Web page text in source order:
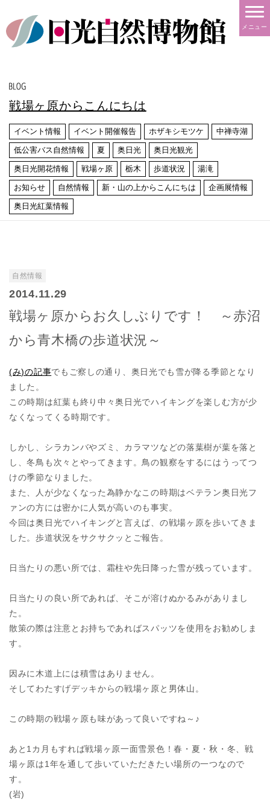
メニュー
戦場ヶ原からこんにちは
イベント情報 イベント開催報告 ホザキシモツケ 中禅寺湖
低公害バス自然情報 夏 奥日光 奥日光観光
奥日光開花情報 戦場ヶ原 栃木 歩道状況 湯滝
お知らせ 自然情報 新・山の上からこんにちは 企画展情報
奥日光紅葉情報
自然情報
2014.11.29
戦場ヶ原からお久しぶりです！ ～赤沼
から青木橋の歩道状況～
(み)の記事でもご察しの通り、奥日光でも雪が降る季節となり
ました。
この時期は紅葉も終り中々奥日光でハイキングを楽しむ方が少
なくなってくる時期です。
しかし、シラカンバやズミ、カラマツなどの落葉樹が葉を落と
し、冬鳥も次々とやってきます。鳥の観察をするにはうってつ
けの季節なりました。
また、人が少なくなった為静かなこの時期はベテラン奥日光フ
ァンの方には密かに人気が高いのも事実。
今回は奥日光でハイキングと言えば、の戦場ヶ原を歩いてきま
した。歩道状況をサクサクッとご報告。
日当たりの悪い所では、霜柱や先日降った雪が残っています。
日当たりの良い所であれば、そこが溶けぬかるみがありまし
た。
散策の際は注意とお持ちであればスパッツを使用をお勧めしま
す。
因みに木道上には積雪はありません。
そしてわたすげデッキからの戦場ヶ原と男体山。
この時期の戦場ヶ原も味があって良いですね～♪
あと1カ月もすれば戦場ヶ原一面雪景色！春・夏・秋・冬、戦
場ヶ原は1年を通して歩いていただきたい場所の一つなので
す。
(岩)